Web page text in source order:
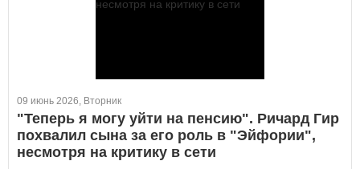
09 июнь 2026, Вторник
"Теперь я могу уйти на пенсию". Ричард Гир
похвалил сына за его роль в "Эйфории",
несмотря на критику в сети